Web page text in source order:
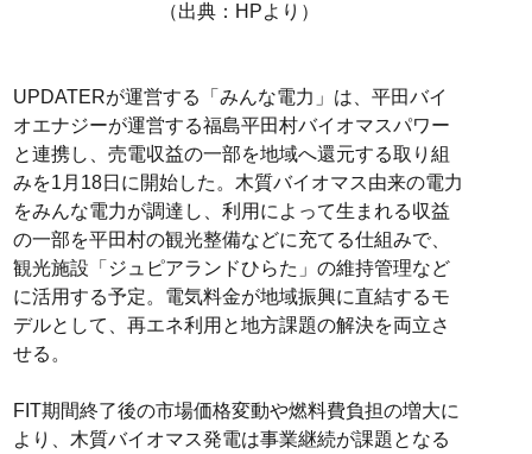
（出典：HPより）
UPDATERが運営する「みんな電力」は、平田バイ
オエナジーが運営する福島平田村バイオマスパワー
と連携し、売電収益の一部を地域へ還元する取り組
みを1月18日に開始した。木質バイオマス由来の電力
をみんな電力が調達し、利用によって生まれる収益
の一部を平田村の観光整備などに充てる仕組みで、
観光施設「ジュピアランドひらた」の維持管理など
に活用する予定。電気料金が地域振興に直結するモ
デルとして、再エネ利用と地方課題の解決を両立さ
せる。
FIT期間終了後の市場価格変動や燃料費負担の増大に
より、木質バイオマス発電は事業継続が課題となる